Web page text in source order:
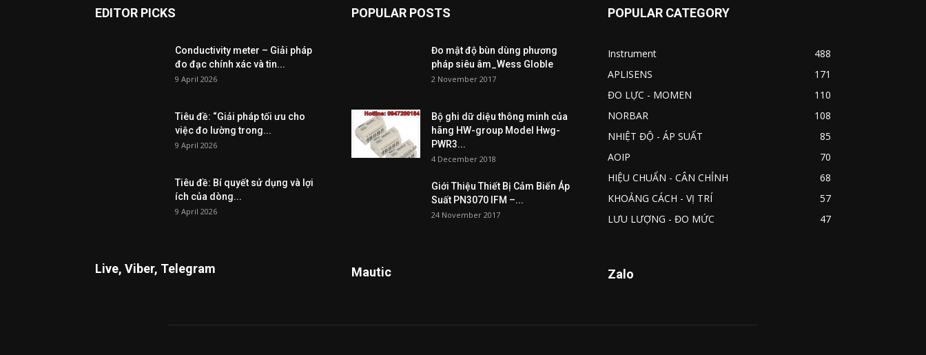
EDITOR PICKS
Conductivity meter – Giải pháp
đo đạc chính xác và tin...
9 April 2026
Tiêu đề: “Giải pháp tối ưu cho
việc đo lường trong...
9 April 2026
Tiêu đề: Bí quyết sử dụng và lợi
ích của dòng...
9 April 2026
Live, Viber, Telegram
POPULAR POSTS
Đo mật độ bùn dùng phương
pháp siêu âm_Wess Globle
2 November 2017
Bộ ghi dữ diệu thông minh của
hãng HW-group Model Hwg-
PWR3...
4 December 2018
Giới Thiệu Thiết Bị Cảm Biến Áp
Suất PN3070 IFM –...
24 November 2017
Mautic
POPULAR CATEGORY
Instrument
488
APLISENS
171
ĐO LỰC - MOMEN
110
NORBAR
108
NHIỆT ĐỘ - ÁP SUẤT
85
AOIP
70
HIỆU CHUẨN - CÂN CHỈNH
68
KHOẢNG CÁCH - VỊ TRÍ
57
LƯU LƯỢNG - ĐO MỨC
47
Zalo